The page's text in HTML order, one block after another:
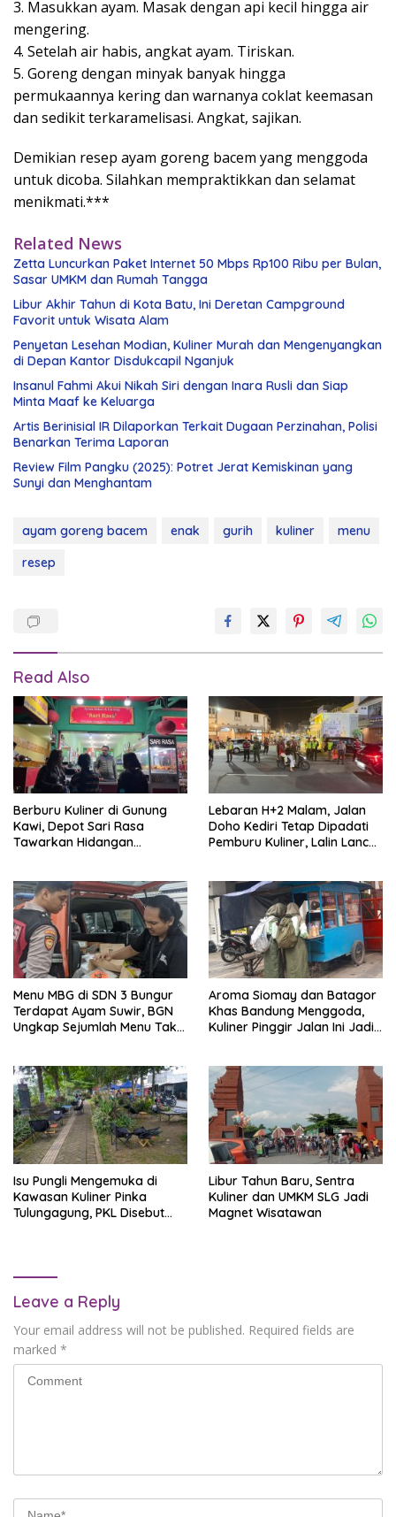
3. Masukkan ayam. Masak dengan api kecil hingga air
mengering.
4. Setelah air habis, angkat ayam. Tiriskan.
5. Goreng dengan minyak banyak hingga
permukaannya kering dan warnanya coklat keemasan
dan sedikit terkaramelisasi. Angkat, sajikan.
Demikian resep ayam goreng bacem yang menggoda
untuk dicoba. Silahkan mempraktikkan dan selamat
menikmati.***
Related News
Zetta Luncurkan Paket Internet 50 Mbps Rp100 Ribu per Bulan,
Sasar UMKM dan Rumah Tangga
Libur Akhir Tahun di Kota Batu, Ini Deretan Campground
Favorit untuk Wisata Alam
Penyetan Lesehan Modian, Kuliner Murah dan Mengenyangkan
di Depan Kantor Disdukcapil Nganjuk
Insanul Fahmi Akui Nikah Siri dengan Inara Rusli dan Siap
Minta Maaf ke Keluarga
Artis Berinisial IR Dilaporkan Terkait Dugaan Perzinahan, Polisi
Benarkan Terima Laporan
Review Film Pangku (2025): Potret Jerat Kemiskinan yang
Sunyi dan Menghantam
ayam goreng bacem enak gurih kuliner
menu
resep
Read Also
Berburu Kuliner di Gunung
Kawi, Depot Sari Rasa
Tawarkan Hidangan
Lebaran H+2 Malam, Jalan
Doho Kediri Tetap Dipadati
Pemburu Kuliner, Lalin Lancar
Menu MBG di SDN 3 Bungur
Terdapat Ayam Suwir, BGN
Ungkap Sejumlah Menu Tak
Aroma Siomay dan Batagor
Khas Bandung Menggoda,
Kuliner Pinggir Jalan Ini Jadi
Isu Pungli Mengemuka di
Kawasan Kuliner Pinka
Tulungagung, PKL Disebut
Libur Tahun Baru, Sentra
Kuliner dan UMKM SLG Jadi
Magnet Wisatawan
Leave a Reply
Your email address will not be published. Required fields are
marked *